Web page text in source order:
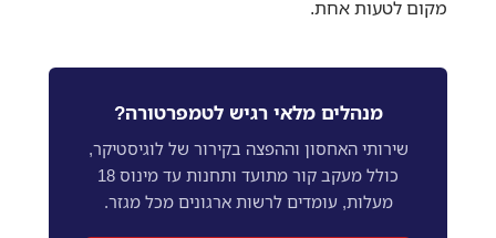
מקום לטעות אחת.
מנהלים מלאי רגיש לטמפרטורה?
שירותי האחסון וההפצה בקירור של לוגיסטיקר,
כולל מעקב קור מתועד ותחנות עד מינוס 18
מעלות, עומדים לרשות ארגונים מכל מגזר.